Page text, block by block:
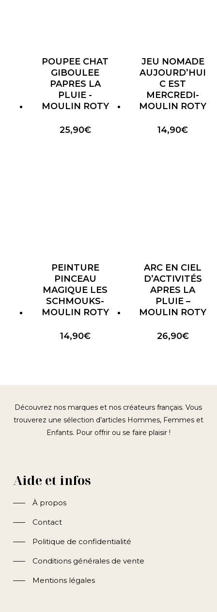
POUPEE CHAT
GIBOULEE
PAPRES LA
PLUIE -
MOULIN ROTY
25,90€
JEU NOMADE
AUJOURD’HUI
C EST
MERCREDI-
MOULIN ROTY
14,90€
PEINTURE
PINCEAU
MAGIQUE LES
SCHMOUKS-
MOULIN ROTY
14,90€
ARC EN CIEL
D’ACTIVITÉS
APRES LA
PLUIE –
MOULIN ROTY
26,90€
Découvrez nos marques et nos créateurs français. Vous
trouverez une sélection d’articles Hommes, Femmes et
Enfants. Pour offrir ou se faire plaisir !
Aide et infos
À propos
Contact
Politique de confidentialité
Conditions générales de vente
Mentions légales